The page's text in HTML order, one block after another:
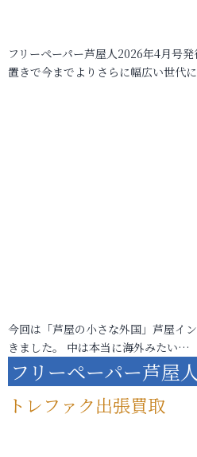
フリーペーパー芦屋人2026年4月号
置きで今までよりさらに幅広い世代
今回は「芦屋の小さな外国」芦屋イ
きました。 中は本当に海外みたい…
フリーペーパー芦屋
トレファク出張買取